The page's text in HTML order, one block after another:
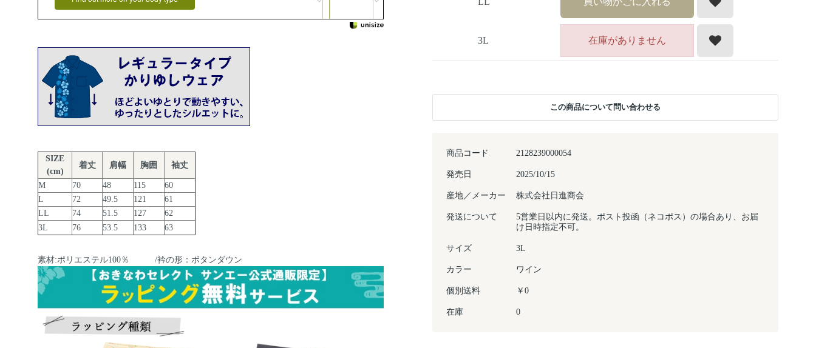
SIZE
(cm)
着丈 肩幅 胸囲 袖丈
M 70 48 115
60
L
72 49.5 121
61
LL
74 51.5 127
62
3L
76 53.5 133 63
素材:ポリエステル100％ /衿の形：ボタンダウン
商品コード 2128239000054
発売日 2025/10/15
産地／メーカー 株式会社日進商会
発送について
5営業日以内に発送。ポスト投函（ネコポス）の場合あり、お届
け日時指定不可。
サイズ 3L
カラー ワイン
個別送料 ￥0
在庫 0
3L 在庫がありません
この商品について問い合わせる